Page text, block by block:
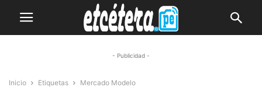
- Publicidad -
Inicio Etiquetas Mercado Modelo